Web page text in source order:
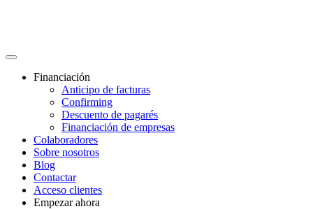
Financiación
Anticipo de facturas
Confirming
Descuento de pagarés
Financiación de empresas
Colaboradores
Sobre nosotros
Blog
Contactar
Acceso clientes
Empezar ahora